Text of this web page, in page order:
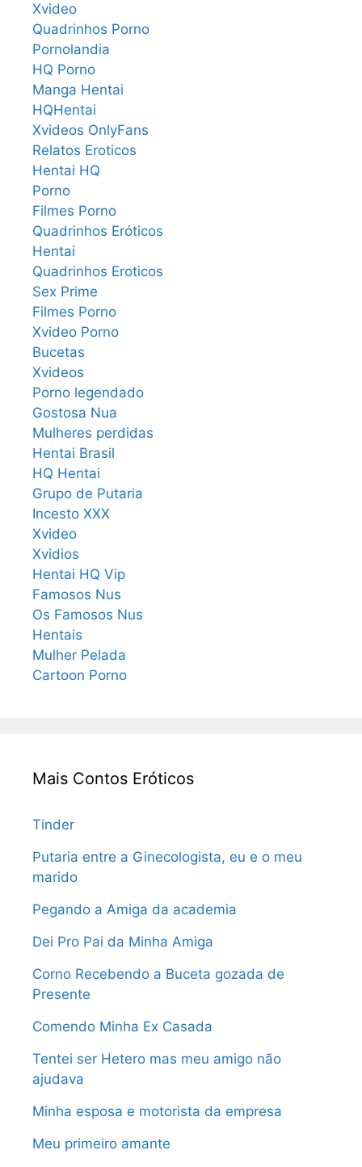
Xvideo
Quadrinhos Porno
Pornolandia
HQ Porno
Manga Hentai
HQHentai
Xvideos OnlyFans
Relatos Eroticos
Hentai HQ
Porno
Filmes Porno
Quadrinhos Eróticos
Hentai
Quadrinhos Eroticos
Sex Prime
Filmes Porno
Xvideo Porno
Bucetas
Xvideos
Porno legendado
Gostosa Nua
Mulheres perdidas
Hentai Brasil
HQ Hentai
Grupo de Putaria
Incesto XXX
Xvideo
Xvidios
Hentai HQ Vip
Famosos Nus
Os Famosos Nus
Hentais
Mulher Pelada
Cartoon Porno
Mais Contos Eróticos
Tinder
Putaria entre a Ginecologista, eu e o meu
marido
Pegando a Amiga da academia
Dei Pro Pai da Minha Amiga
Corno Recebendo a Buceta gozada de
Presente
Comendo Minha Ex Casada
Tentei ser Hetero mas meu amigo não
ajudava
Minha esposa e motorista da empresa
Meu primeiro amante